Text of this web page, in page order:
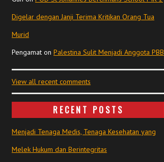
Digelar dengan Janji Terima Kritikan Orang Tua
Murid
Pengamat on Palestina Sulit Menjadi Anggota PBB
View all recent comments
RECENT POSTS
Menjadi Tenaga Medis, Tenaga Kesehatan yang
Melek Hukum dan Berintegritas